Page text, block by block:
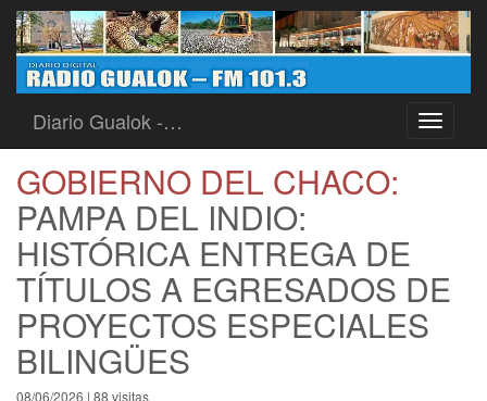
Toggle
Diario Gualok -…
GOBIERNO DEL CHACO:
PAMPA DEL INDIO:
HISTÓRICA ENTREGA DE
TÍTULOS A EGRESADOS DE
PROYECTOS ESPECIALES
BILINGÜES
08/06/2026 | 88 visitas